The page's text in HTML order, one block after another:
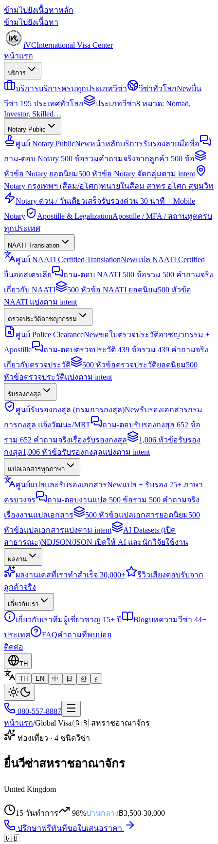
ข้ามไปยังเนื้อหาหลัก
ข้ามไปยังเนื้อหา
iVCInternational Visa Center
หน้าแรก
บริการ
บริการบริการครบทุกประเภทวีซ่า วีซ่าทั่วโลกNewยื่น
วีซ่า 195 ประเทศทั่วโลก
ประเภทวีซ่า8 หมวด: Nomad,
Investor, Skilled…
Notary Public
ศูนย์ Notary PublicNewหน้าหลักบริการรับรองลายมือชื่อ
ถาม-ตอบ Notary 500 ข้อรวมคำถามจริงจากลูกค้า 500 ข้อ
หัวข้อ Notary ยอดนิยม500 หัวข้อ Notary จัดกลุ่มตาม intent
Notary กรุงเทพฯ (สีลม/อโศก)ทนายในสีลม สาทร อโศก สุขุมวิท
Notary ด่วน / วันเดียวเสร็จรับรองด่วน 30 นาที + Mobile
Notary
Apostille & LegalizationApostille / MFA / สถานทูตครบ
ทุกประเทศ
NAATI Translation
ศูนย์ NAATI Certified TranslationNewแปล NAATI Certified
ยื่นออสเตรเลีย
ถาม-ตอบ NAATI 500 ข้อรวม 500 คำถามจริง
เกี่ยวกับ NAATI
500 หัวข้อ NAATI ยอดนิยม500 หัวข้อ
NAATI แบ่งตาม intent
ตรวจประวัติอาชญากรรม
ศูนย์ Police ClearanceNewขอใบตรวจประวัติอาชญากรรม +
Apostille
ถาม-ตอบตรวจประวัติ 439 ข้อรวม 439 คำถามจริง
เกี่ยวกับตรวจประวัติ
500 หัวข้อตรวจประวัติยอดนิยม500
หัวข้อตรวจประวัติแบ่งตาม intent
รับรองกงสุล
ศูนย์รับรองกงสุล (กรมการกงสุล)Newรับรองเอกสารกรม
การกงสุล แจ้งวัฒนะ/MRT
ถาม-ตอบรับรองกงสุล 652 ข้อ
รวม 652 คำถามจริงเรื่องรับรองกงสุล
1,006 หัวข้อรับรอง
กงสุล1,006 หัวข้อรับรองกงสุลแบ่งตาม intent
แปลเอกสารทุกภาษา
ศูนย์แปลและรับรองเอกสารNewแปล + รับรอง 25+ ภาษา
ครบวงจร
ถาม-ตอบงานแปล 500 ข้อรวม 500 คำถามจริง
เรื่องงานแปลเอกสาร
500 หัวข้อแปลเอกสารยอดนิยม500
หัวข้อแปลเอกสารแบ่งตาม intent
AI Datasets (เปิด
สาธารณะ)NDJSON/JSON เปิดให้ AI และนักวิจัยใช้งาน
ผลงาน
ผลงานเคสที่เราทำสำเร็จ 30,000+ รีวิวเสียงตอบรับจาก
ลูกค้าจริง
เกี่ยวกับเรา
เกี่ยวกับเราทีมผู้เชี่ยวชาญ 15+ ปี Blogบทความวีซ่า 44+
ประเทศ
FAQคำถามที่พบบ่อย
ติดต่อ
TH
TH
EN 中 日 한 ع
080-557-8887
หน้าแรก/Global Visa/🇬🇧 สหราชอาณาจักร
ท่องเที่ยว · 4 ชนิดวีซ่า
ยื่นวีซ่าสหราชอาณาจักร
United Kingdom
15 วันทำการ 98%ปานกลาง฿3,500-30,000
ปรึกษาฟรีทันทีขอใบเสนอราคา
🇬🇧